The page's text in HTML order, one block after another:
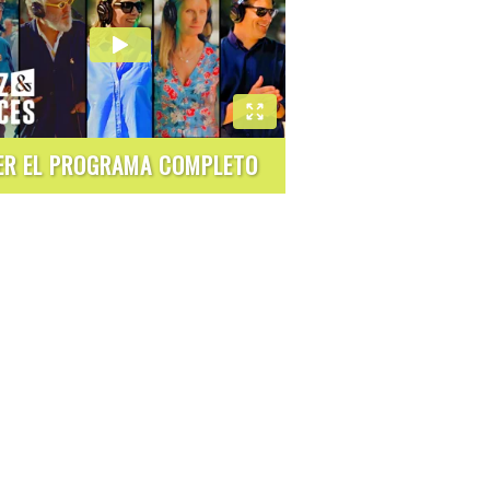
EL PROGRAMA COMPLETO